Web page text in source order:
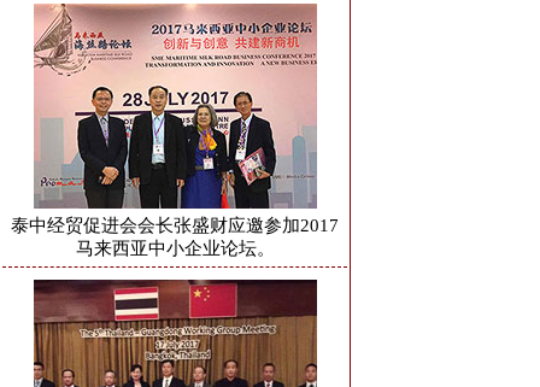
泰中经贸促进会会长张盛财应邀参加2017
马来西亚中小企业论坛。